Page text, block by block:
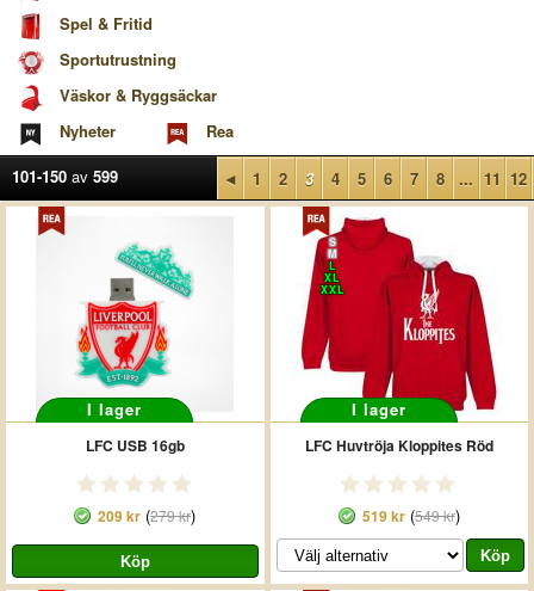
Spel & Fritid
Sportutrustning
Väskor & Ryggsäckar
Nyheter
Rea
101-150 av 599 ◄ 1 2 3 4 5 6 7 8 ... 11 12
I lager
LFC USB 16gb
209 kr (279 kr)
S
M
L
XL
XXL
I lager
LFC Huvtröja Kloppites Röd
519 kr(549 kr)